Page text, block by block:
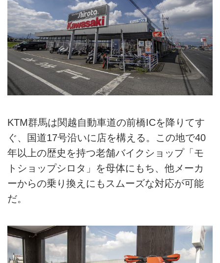
KTM群馬は関越自動車道の前橋ICを降りてす
ぐ、国道17号沿いに店を構える。この地で40
年以上の歴史を持つ老舗バイクショップ「モ
トショップシロタ」を母体にもち、他メーカ
ーからの乗り換えにもスムーズな対応が可能
だ。